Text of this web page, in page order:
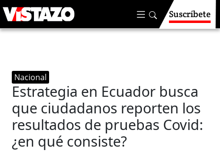
Suscríbete
Nacional
Estrategia en Ecuador busca
que ciudadanos reporten los
resultados de pruebas Covid:
¿en qué consiste?